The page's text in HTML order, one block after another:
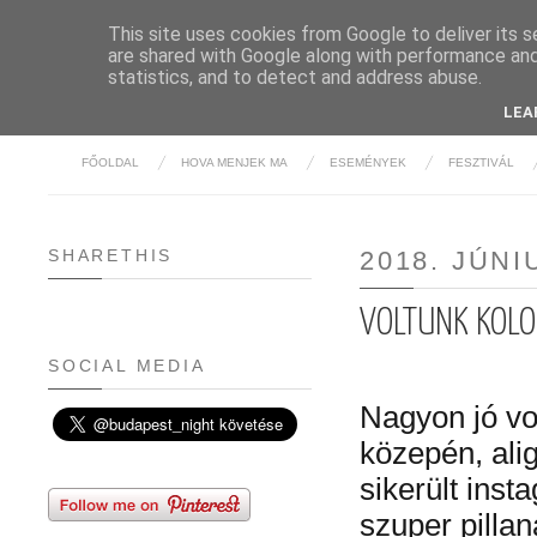
FŐOLDAL HOVA MENJEK MA ESEMÉNYEK FESZTIVÁL
2018.
VOLTUNK
Nagyon jó
közepén,
sikerült
szuper
SHARETHIS
SOCIAL MEDIA
This site uses cookies from Google to deliver its
are shared with Google along with performance
statistics, and to detect and address abuse.